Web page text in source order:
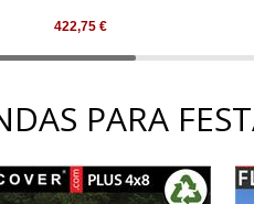
422,75 €
PARA